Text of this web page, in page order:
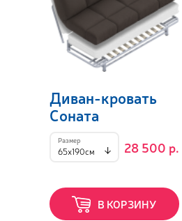
Диван-кровать
Соната
65x190см 28 500 р.
В КОРЗИНУ